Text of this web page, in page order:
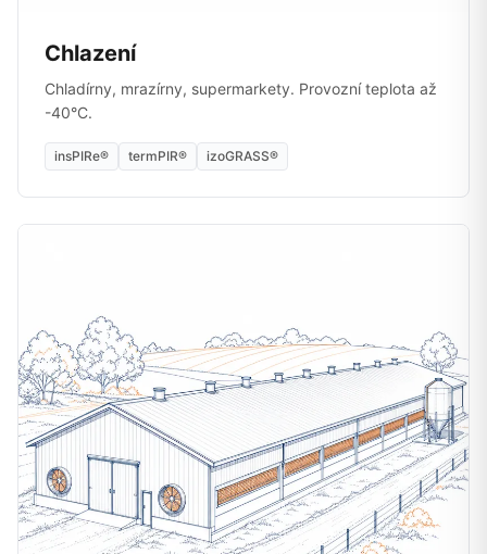
Chlazení
Chladírny, mrazírny, supermarkety. Provozní teplota až
-40°C.
insPIRe® termPIR® izoGRASS®